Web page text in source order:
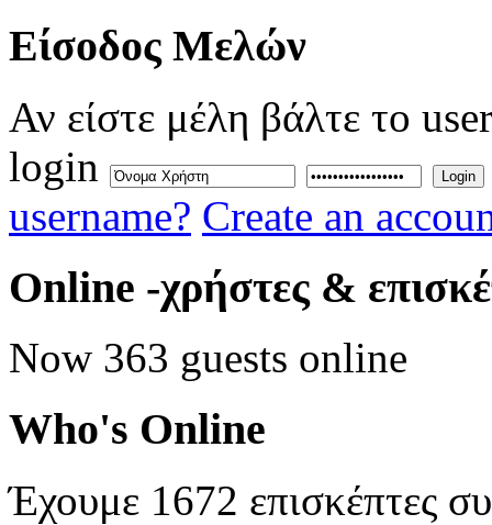
Eίσοδος Μελών
Αν είστε μέλη βάλτε το
login
Login
username? Create an
Online -χρήστες &
Now 363 guests online
Who's Online
Έχουμε 1672 επισκέπτες